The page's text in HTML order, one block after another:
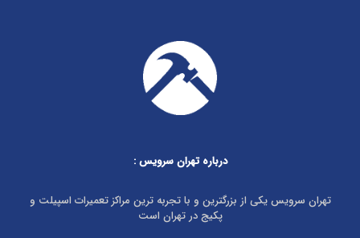
درباره تهران سرویس:
تهران سرویس یکی از بزرگترین و با تجربه ترین مراکز تعمیرات اسپیلت و
پکیج در تهران است